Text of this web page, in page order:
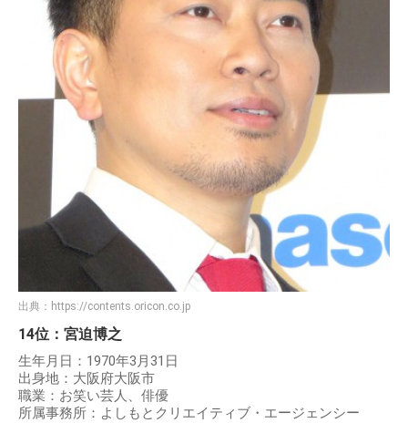
出典： https://contents.oricon.co.jp
14位：宮迫博之
生年月日：1970年3月31日
出身地：大阪府大阪市
職業：お笑い芸人、俳優
所属事務所：よしもとクリエイティブ・エージェンシー